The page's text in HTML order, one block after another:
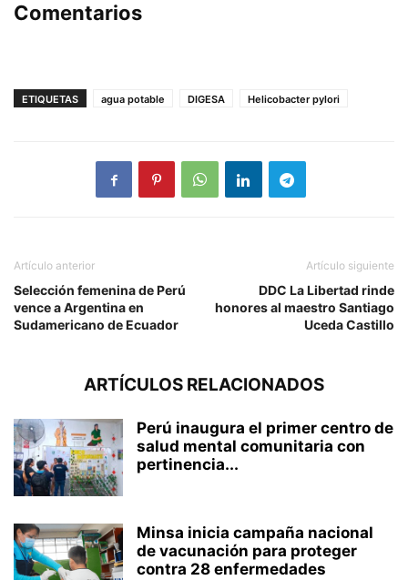
Comentarios
ETIQUETAS agua potable DIGESA Helicobacter pylori
Artículo anterior
Selección femenina de Perú
vence a Argentina en
Sudamericano de Ecuador
Artículo siguiente
DDC La Libertad rinde
honores al maestro Santiago
Uceda Castillo
ARTÍCULOS RELACIONADOS
Perú inaugura el primer centro de
salud mental comunitaria con
pertinencia...
Minsa inicia campaña nacional
de vacunación para proteger
contra 28 enfermedades